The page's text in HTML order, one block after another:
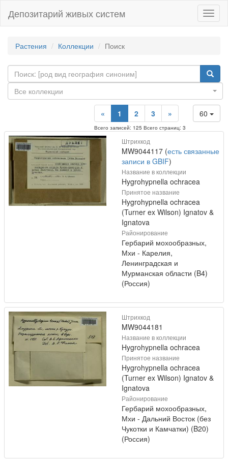
Депозитарий живых систем
Растения Коллекции Поиск
Все коллекции
60
« 1 2 3 »
Всего записей: 125 Всего страниц: 3
Штрихкод
MW9044117 (есть связанные
записи в GBIF)
Название в коллекции
Hygrohypnella ochracea
Принятое название
Hygrohypnella ochracea
(Turner ex Wilson) Ignatov &
Ignatova
Районирование
Гербарий мохообразных,
Мхи - Карелия,
Ленинградская и
Мурманская области (B4)
(Россия)
Штрихкод
MW9044181
Название в коллекции
Hygrohypnella ochracea
Принятое название
Hygrohypnella ochracea
(Turner ex Wilson) Ignatov &
Ignatova
Районирование
Гербарий мохообразных,
Мхи - Дальний Восток (без
Чукотки и Камчатки) (B20)
(Россия)